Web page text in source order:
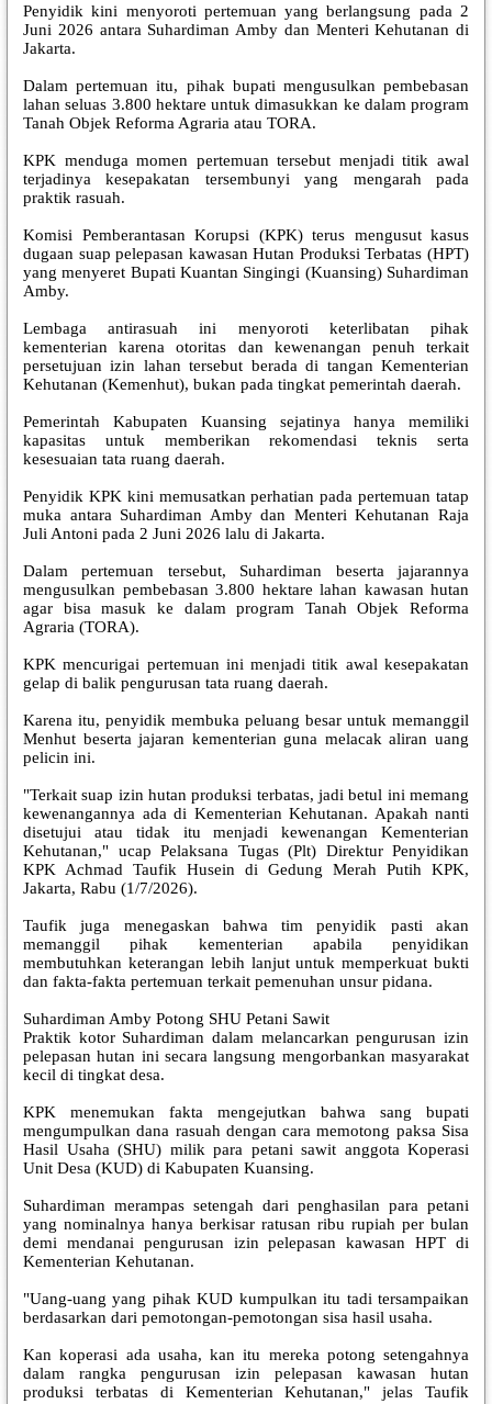
Penyidik kini menyoroti pertemuan yang berlangsung pada 2
Juni 2026 antara Suhardiman Amby dan Menteri Kehutanan di
Jakarta.
Dalam pertemuan itu, pihak bupati mengusulkan pembebasan
lahan seluas 3.800 hektare untuk dimasukkan ke dalam program
Tanah Objek Reforma Agraria atau TORA.
KPK menduga momen pertemuan tersebut menjadi titik awal
terjadinya kesepakatan tersembunyi yang mengarah pada
praktik rasuah.
Komisi Pemberantasan Korupsi (KPK) terus mengusut kasus
dugaan suap pelepasan kawasan Hutan Produksi Terbatas (HPT)
yang menyeret Bupati Kuantan Singingi (Kuansing) Suhardiman
Amby.
Lembaga antirasuah ini menyoroti keterlibatan pihak
kementerian karena otoritas dan kewenangan penuh terkait
persetujuan izin lahan tersebut berada di tangan Kementerian
Kehutanan (Kemenhut), bukan pada tingkat pemerintah daerah.
Pemerintah Kabupaten Kuansing sejatinya hanya memiliki
kapasitas untuk memberikan rekomendasi teknis serta
kesesuaian tata ruang daerah.
Penyidik KPK kini memusatkan perhatian pada pertemuan tatap
muka antara Suhardiman Amby dan Menteri Kehutanan Raja
Juli Antoni pada 2 Juni 2026 lalu di Jakarta.
Dalam pertemuan tersebut, Suhardiman beserta jajarannya
mengusulkan pembebasan 3.800 hektare lahan kawasan hutan
agar bisa masuk ke dalam program Tanah Objek Reforma
Agraria (TORA).
KPK mencurigai pertemuan ini menjadi titik awal kesepakatan
gelap di balik pengurusan tata ruang daerah.
Karena itu, penyidik membuka peluang besar untuk memanggil
Menhut beserta jajaran kementerian guna melacak aliran uang
pelicin ini.
"Terkait suap izin hutan produksi terbatas, jadi betul ini memang
kewenangannya ada di Kementerian Kehutanan. Apakah nanti
disetujui atau tidak itu menjadi kewenangan Kementerian
Kehutanan," ucap Pelaksana Tugas (Plt) Direktur Penyidikan
KPK Achmad Taufik Husein di Gedung Merah Putih KPK,
Jakarta, Rabu (1/7/2026).
Taufik juga menegaskan bahwa tim penyidik pasti akan
memanggil pihak kementerian apabila penyidikan
membutuhkan keterangan lebih lanjut untuk memperkuat bukti
dan fakta-fakta pertemuan terkait pemenuhan unsur pidana.
Suhardiman Amby Potong SHU Petani Sawit
Praktik kotor Suhardiman dalam melancarkan pengurusan izin
pelepasan hutan ini secara langsung mengorbankan masyarakat
kecil di tingkat desa.
KPK menemukan fakta mengejutkan bahwa sang bupati
mengumpulkan dana rasuah dengan cara memotong paksa Sisa
Hasil Usaha (SHU) milik para petani sawit anggota Koperasi
Unit Desa (KUD) di Kabupaten Kuansing.
Suhardiman merampas setengah dari penghasilan para petani
yang nominalnya hanya berkisar ratusan ribu rupiah per bulan
demi mendanai pengurusan izin pelepasan kawasan HPT di
Kementerian Kehutanan.
"Uang-uang yang pihak KUD kumpulkan itu tadi tersampaikan
berdasarkan dari pemotongan-pemotongan sisa hasil usaha.
Kan koperasi ada usaha, kan itu mereka potong setengahnya
dalam rangka pengurusan izin pelepasan kawasan hutan
produksi terbatas di Kementerian Kehutanan," jelas Taufik